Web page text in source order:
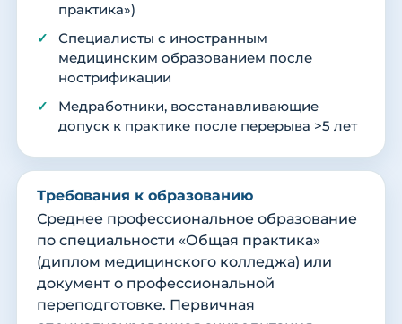
практика»)
Специалисты с иностранным
медицинским образованием после
нострификации
Медработники, восстанавливающие
допуск к практике после перерыва >5 лет
Требования к образованию
Среднее профессиональное образование
по специальности «Общая практика»
(диплом медицинского колледжа) или
документ о профессиональной
переподготовке. Первичная